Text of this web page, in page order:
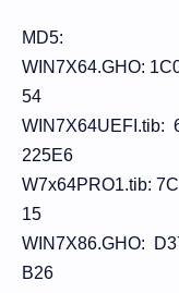
MD5:
WIN7X64.GHO:
54
WIN7X64UEFI.tib:
225E6
W7x64PRO1.tib:
15
WIN7X86.GHO:
B26